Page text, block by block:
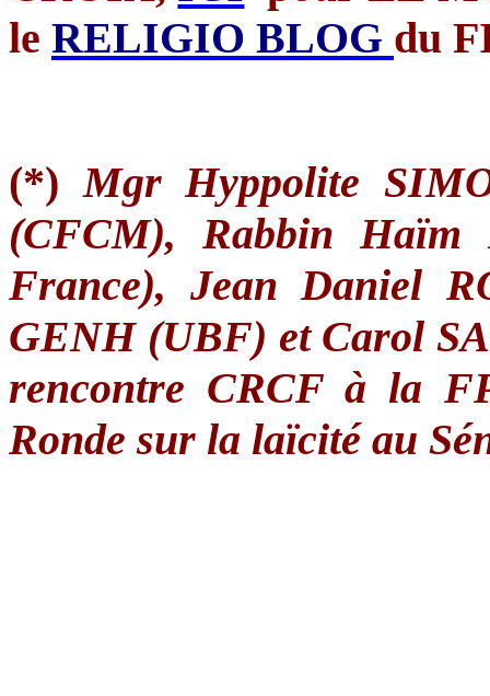
le RELIGIO BLOG du
(*)Mgr Hyppolite
(CFCM), Rabbin Haïm
France), Jean Daniel
GENH(UBF) et Carol
rencontre CRCF à la
Ronde sur la laïcitéau